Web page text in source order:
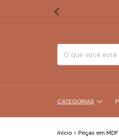
CATEGORIAS
Início > Peças em MDF